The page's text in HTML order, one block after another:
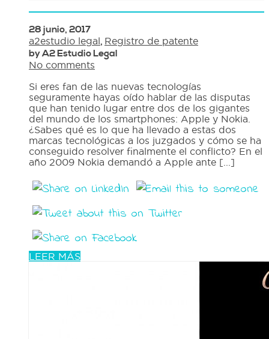
28 junio, 2017
a2estudio legal, Registro de patente
by A2 Estudio Legal
No comments
Si eres fan de las nuevas tecnologías
seguramente hayas oído hablar de las disputas
que han tenido lugar entre dos de los gigantes
del mundo de los smartphones: Apple y Nokia.
¿Sabes qué es lo que ha llevado a estas dos
marcas tecnológicas a los juzgados y cómo se ha
conseguido resolver finalmente el conflicto? En el
año 2009 Nokia demandó a Apple ante [...]
LEER MÁS